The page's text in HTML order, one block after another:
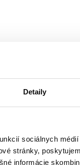
Detaily
sociálnych
stránky,
informácie
možnosti
ktorí radi často